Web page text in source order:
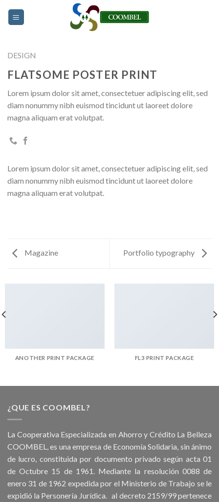
DESIGN
FLATSOME POSTER PRINT
Lorem ipsum dolor sit amet, consectetuer adipiscing elit, sed
diam nonummy nibh euismod tincidunt ut laoreet dolore
magna aliquam erat volutpat.
Lorem ipsum dolor sit amet, consectetuer adipiscing elit, sed
diam nonummy nibh euismod tincidunt ut laoreet dolore
magna aliquam erat volutpat.
Magazine Portfolio typography
ANOTHER PRINT PACKAGE FL3 PRINT PACKAGE
¿QUE ES COOMBEL?
La Cooperativa Especializada en Ahorro y Crédito La Belleza
COOMBEL, es una empresa de Economía Solidaria, sin ánimo
de lucro, constituida por documento privado según acta 01
de Octubre 15 de 1961. Mediante la resolución 0088 de
enero 31 de 1962 expedida por el Ministerio de Trabajo se le
expidió la Personería Jurídica. al decreto 2159/99 pertenece